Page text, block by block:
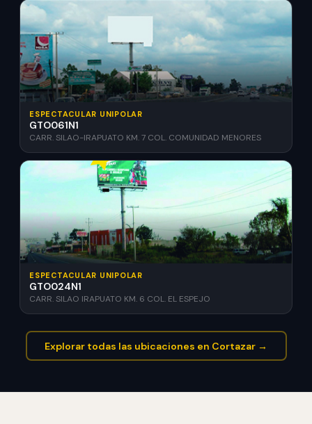
ESPECTACULAR UNIPOLAR
GTO061N1
CARR. SILAO-IRAPUATO KM. 7 COL. COMUNIDAD MENORES
ESPECTACULAR UNIPOLAR
GTO024N1
CARR. SILAO IRAPUATO KM. 6 COL. EL ESPEJO
Explorar todas las ubicaciones en Cortazar →